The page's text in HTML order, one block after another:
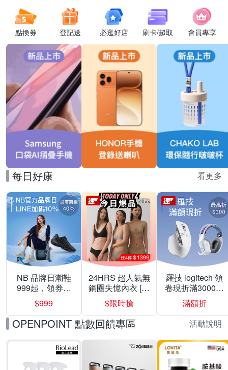
點換券 登記送 必逛好店 刷卡/超取 會員專享
每日好康 看更多
NB 品牌日潮鞋
999起，領券折
上折 最高回饋
40%
$999
24HRS 超人氣無
鋼圈失憶內衣 [熱
銷好評]
$限時搶
羅技 logitech 領
卷現折滿3000折
300
滿額折
OPENPOINT 點數回饋專區 活動說明